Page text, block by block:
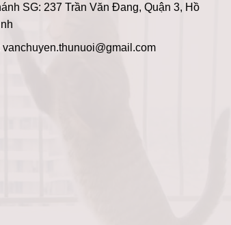
SG: 237 Trần Văn Đang, Quận 3, Hồ
vanchuyen.thunuoi@gmail.com